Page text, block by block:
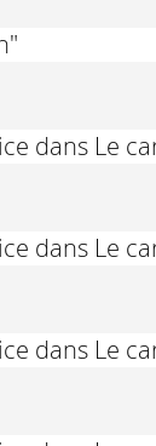
dans Le
dans Le
dans Le